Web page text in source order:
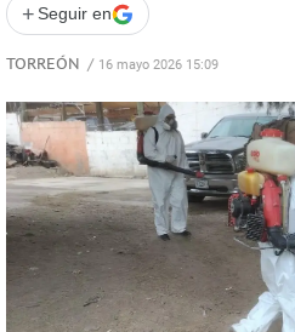
+ Seguir en
TORREÓN / 16 mayo 2026 15:09